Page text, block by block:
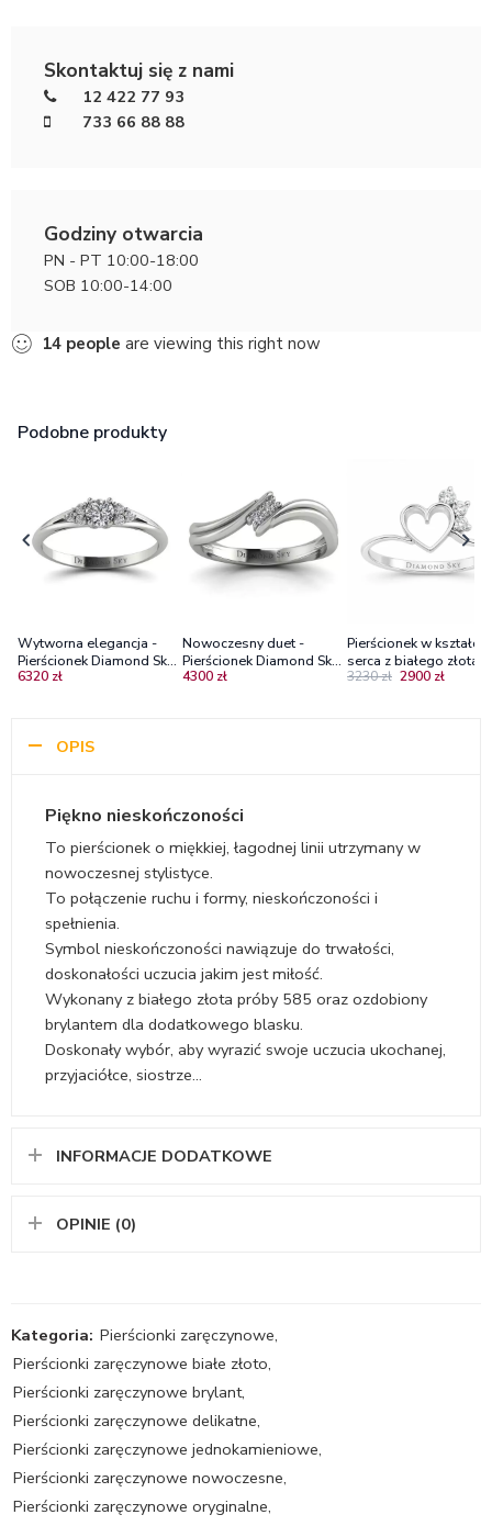
Skontaktuj się z nami
12 422 77 93
733 66 88 88
Godziny otwarcia
PN - PT 10:00-18:00
SOB 10:00-14:00
14 people are viewing this right now
Podobne produkty
Wytworna elegancja -
Pierścionek Diamond Sky
zaręczynowy z białego
6320 zł
Nowoczesny duet -
Pierścionek Diamond Sky
z białego złota z
4300 zł
Pierścionek w kształcie
serca z białego złota z
diamentami Diamond
3230 zł 2900 zł
OPIS
Piękno nieskończoności
To pierścionek o miękkiej, łagodnej linii utrzymany w
nowoczesnej stylistyce.
To połączenie ruchu i formy, nieskończoności i
spełnienia.
Symbol nieskończoności nawiązuje do trwałości,
doskonałości uczucia jakim jest miłość.
Wykonany z białego złota próby 585 oraz ozdobiony
brylantem dla dodatkowego blasku.
Doskonały wybór, aby wyrazić swoje uczucia ukochanej,
przyjaciółce, siostrze…
INFORMACJE DODATKOWE
OPINIE (0)
Kategoria: Pierścionki zaręczynowe,
Pierścionki zaręczynowe białe złoto,
Pierścionki zaręczynowe brylant,
Pierścionki zaręczynowe delikatne,
Pierścionki zaręczynowe jednokamieniowe,
Pierścionki zaręczynowe nowoczesne,
Pierścionki zaręczynowe oryginalne,